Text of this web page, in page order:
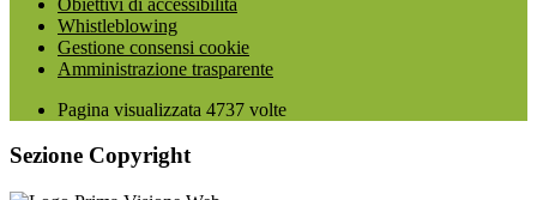
Whistleblowing
Gestione consensi cookie
Amministrazione trasparente
Pagina visualizzata 4737 volte
Sezione Copyright